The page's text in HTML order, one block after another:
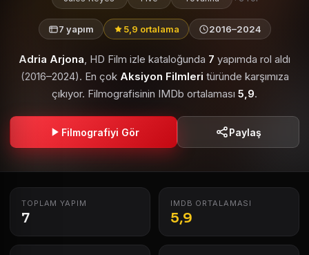
7 yapım 5,9 ortalama 2016–2024
Adria Arjona, HD Film izle kataloğunda 7 yapımda rol aldı
(2016–2024). En çok Aksiyon Filmleri türünde karşımıza
çıkıyor. Filmografisinin IMDb ortalaması 5,9.
Filmografiyi Gör Paylaş
TOPLAM YAPIM
7
IMDB ORTALAMASI
5,9